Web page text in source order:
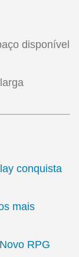
disponível
conquista
mais
RPG